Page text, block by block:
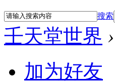
搜索
壬天堂世界 ›
加为好友